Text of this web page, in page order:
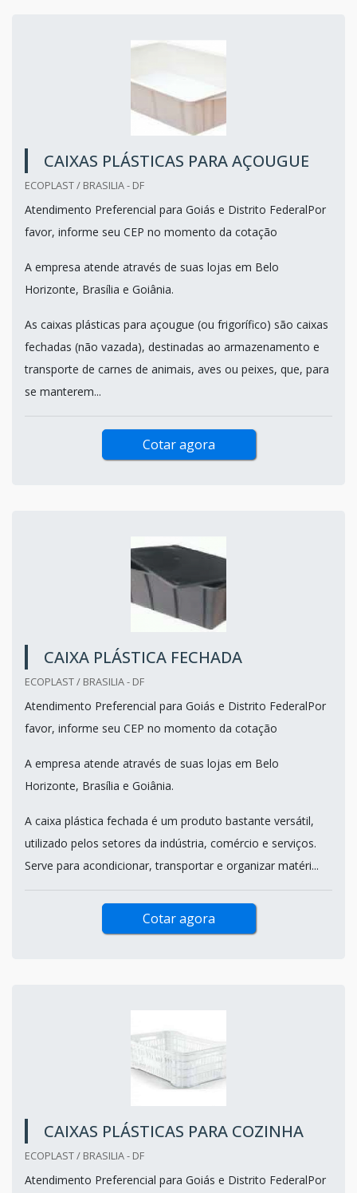
CAIXAS PLÁSTICAS PARA AÇOUGUE
ECOPLAST / BRASILIA - DF
Atendimento Preferencial para Goiás e Distrito FederalPor
favor, informe seu CEP no momento da cotação
A empresa atende através de suas lojas em Belo
Horizonte, Brasília e Goiânia.
As caixas plásticas para açougue (ou frigorífico) são caixas
fechadas (não vazada), destinadas ao armazenamento e
transporte de carnes de animais, aves ou peixes, que, para
se manterem...
Cotar agora
CAIXA PLÁSTICA FECHADA
ECOPLAST / BRASILIA - DF
Atendimento Preferencial para Goiás e Distrito FederalPor
favor, informe seu CEP no momento da cotação
A empresa atende através de suas lojas em Belo
Horizonte, Brasília e Goiânia.
A caixa plástica fechada é um produto bastante versátil,
utilizado pelos setores da indústria, comércio e serviços.
Serve para acondicionar, transportar e organizar matéri...
Cotar agora
CAIXAS PLÁSTICAS PARA COZINHA
ECOPLAST / BRASILIA - DF
Atendimento Preferencial para Goiás e Distrito FederalPor